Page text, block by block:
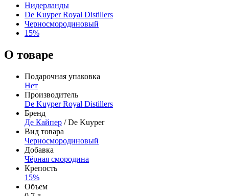
Нидерланды
De Kuyper Royal Distillers
Черносмородиновый
15%
О товаре
Подарочная упаковка
Нет
Производитель
De Kuyper Royal Distillers
Бренд
Де Кайпер / De Kuyper
Вид товара
Черносмородиновый
Добавка
Чёрная смородина
Крепость
15%
Объем